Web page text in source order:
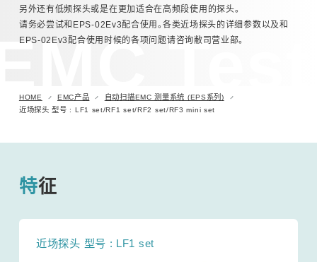
另外还有低频探头或是在更加适合在高频段使用的探头。
请务必尝试和EPS-02Ev3配合使用。各类近场探头的详细参数以及和
EPS-02Ev3配合使用时候的各项问题请咨询敝司营业部。
HOME EMC产品
自动扫描EMC 测量系统 (EPS系列)
近场探头 型号 : LF1 set/RF1 set/RF2 set/RF3 mini set
特征
近场探头 型号 : LF1 set